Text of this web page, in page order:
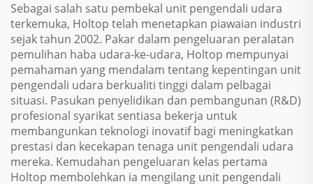
Sebagai salah satu pembekal unit pengendali udara
terkemuka, Holtop telah menetapkan piawaian industri
sejak tahun 2002. Pakar dalam pengeluaran peralatan
pemulihan haba udara-ke-udara, Holtop mempunyai
pemahaman yang mendalam tentang kepentingan unit
pengendali udara berkualiti tinggi dalam pelbagai
situasi. Pasukan penyelidikan dan pembangunan (R&D)
profesional syarikat sentiasa bekerja untuk
membangunkan teknologi inovatif bagi meningkatkan
prestasi dan kecekapan tenaga unit pengendali udara
mereka. Kemudahan pengeluaran kelas pertama
Holtop membolehkan ia mengilang unit pengendali